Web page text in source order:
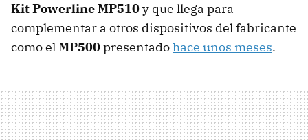
Kit Powerline MP510y que llega para
complementar a otros dispositivos del fabricante
como elMP500presentadohace unos meses.